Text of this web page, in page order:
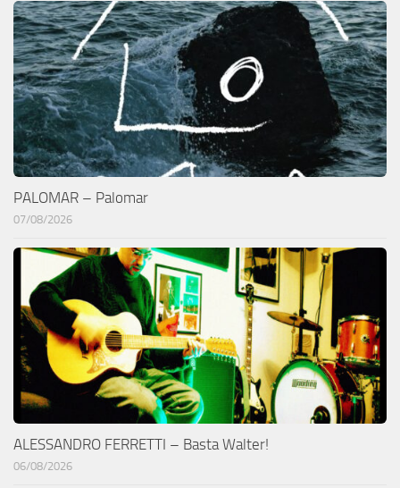
PALOMAR – Palomar
07/08/2026
ALESSANDRO FERRETTI – Basta Walter!
06/08/2026